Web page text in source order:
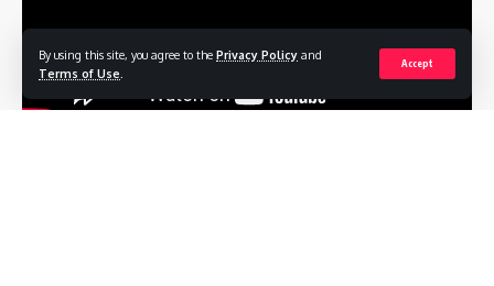
By using this site, you agree to the Privacy Policy and
Terms of Use
Accept